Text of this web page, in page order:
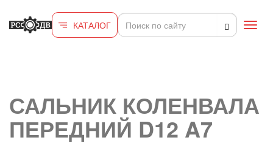
КАТАЛОГ
САЛЬНИК КОЛЕНВАЛА
ПЕРЕДНИЙ D12 A7